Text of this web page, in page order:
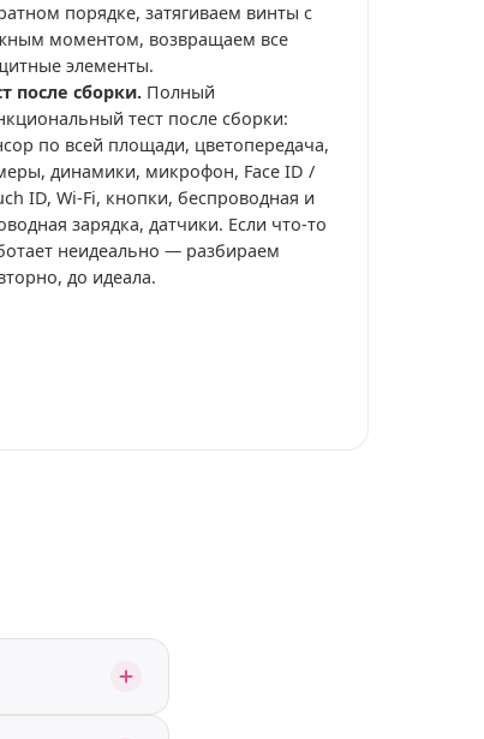
порядке, затягиваем винты с
моментом, возвращаем все
элементы.
после сборки.Полный
тест после сборки:
по всей площади, цветопередача,
динамики, микрофон, Face ID /
ID, Wi-Fi, кнопки, беспроводная и
зарядка, датчики. Если что-то
неидеально — разбираем
до идеала.